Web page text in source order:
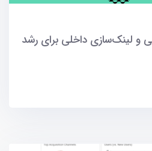
و لینک‌سازی داخلی برای رشد